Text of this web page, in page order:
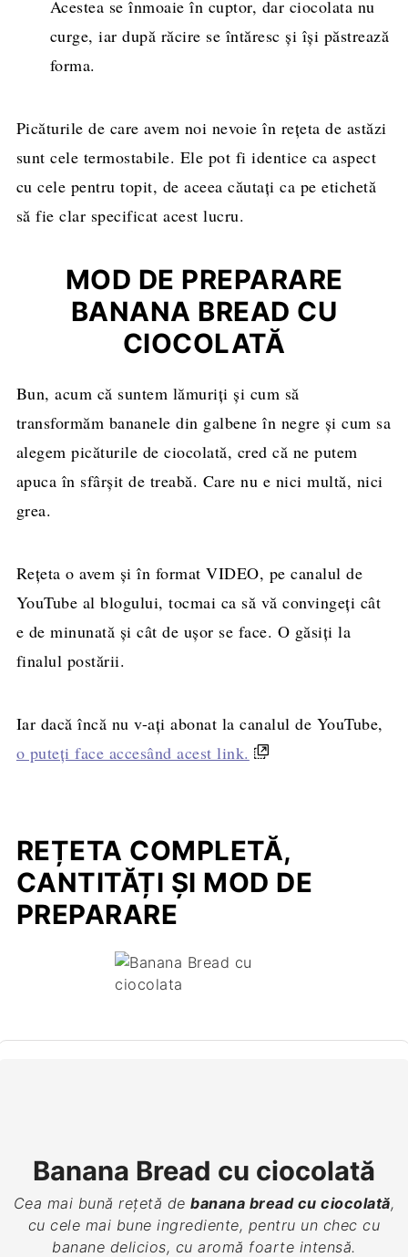
Acestea se înmoaie în cuptor, dar ciocolata nu
curge, iar după răcire se întăresc și își păstrează
forma.
Picăturile de care avem noi nevoie în rețeta de astăzi
sunt cele termostabile. Ele pot fi identice ca aspect
cu cele pentru topit, de aceea căutați ca pe etichetă
să fie clar specificat acest lucru.
MOD DE PREPARARE
BANANA BREAD CU
CIOCOLATĂ
Bun, acum că suntem lămuriți și cum să
transformăm bananele din galbene în negre și cum sa
alegem picăturile de ciocolată, cred că ne putem
apuca în sfârșit de treabă. Care nu e nici multă, nici
grea.
Rețeta o avem și în format VIDEO, pe canalul de
YouTube al blogului, tocmai ca să vă convingeți cât
e de minunată și cât de ușor se face. O găsiți la
finalul postării.
Iar dacă încă nu v-ați abonat la canalul de YouTube,
o puteți face accesând acest link.
REȚETA COMPLETĂ,
CANTITĂȚI ȘI MOD DE
PREPARARE
Banana Bread cu ciocolată
Cea mai bună rețetă debanana bread cu ciocolată,
cu cele mai bune ingrediente, pentru un chec cu
banane delicios, cu aromă foarte intensă.